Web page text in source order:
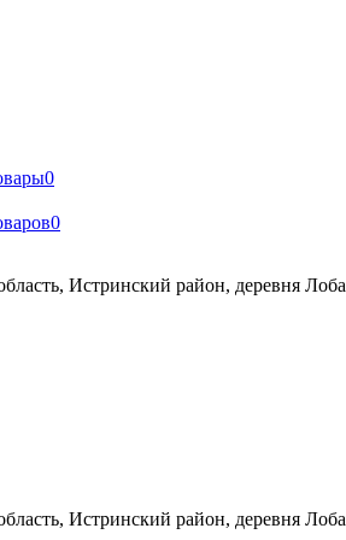
0
0
Истринский район, деревня
Истринский район, деревня